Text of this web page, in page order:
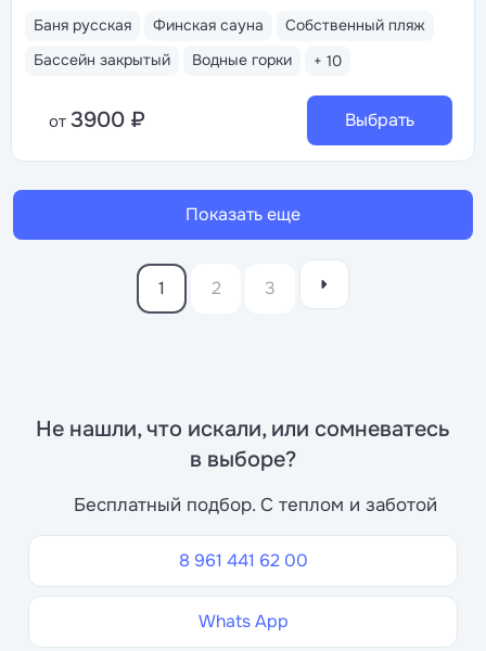
Баня русская Финская сауна
Собственный пляж
Бассейн закрытый
Водные горки + 10
от 3900 ₽ Выбрать
Показать еще
1 2 3
Не нашли, что искали, или сомневатесь
в выборе?
Бесплатный подбор. С теплом и заботой
8 961 441 62 00
Whats App